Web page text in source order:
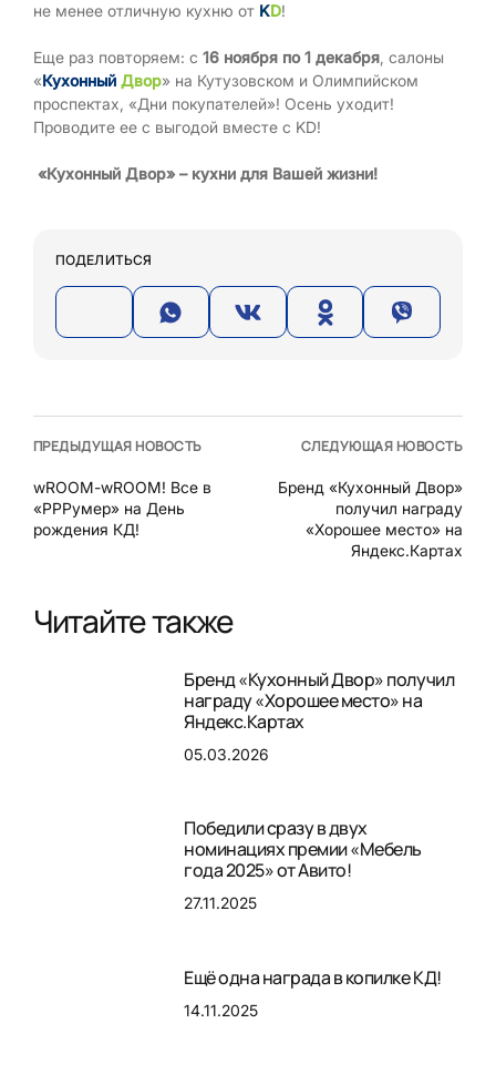
не менее отличную кухню от KD!
Еще раз повторяем: с 16 ноября по 1 декабря , салоны
«Кухонный Двор» на Кутузовском и Олимпийском
проспектах, «Дни покупателей»! Осень уходит!
Проводите ее с выгодой вместе с KD!
«Кухонный Двор» – кухни для Вашей жизни!
ПОДЕЛИТЬСЯ
ПРЕДЫДУЩАЯ НОВОСТЬ
wROOM-wROOM! Все в
«РРРумер» на День
рождения КД!
СЛЕДУЮЩАЯ НОВОСТЬ
Бренд «Кухонный Двор»
получил награду
«Хорошее место» на
Яндекс.Картах
Читайте также
Бренд «Кухонный Двор» получил
награду «Хорошее место» на
Яндекс.Картах
05.03.2026
Победили сразу в двух
номинациях премии «Мебель
года 2025» от Авито!
27.11.2025
Ещё одна награда в копилке КД!
14.11.2025